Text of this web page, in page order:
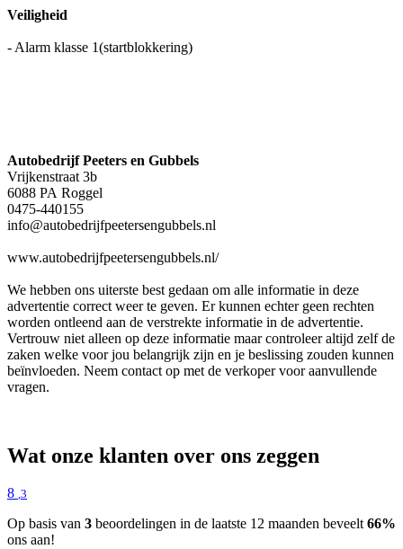
Veiligheid
- Alarm klasse 1(startblokkering)
Autobedrijf Peeters en Gubbels
Vrijkenstraat 3b
6088 PA Roggel
0475-440155
info@autobedrijfpeetersengubbels.nl
www.autobedrijfpeetersengubbels.nl/
We hebben ons uiterste best gedaan om alle informatie in deze
advertentie correct weer te geven. Er kunnen echter geen rechten
worden ontleend aan de verstrekte informatie in de advertentie.
Vertrouw niet alleen op deze informatie maar controleer altijd zelf de
zaken welke voor jou belangrijk zijn en je beslissing zouden kunnen
beïnvloeden. Neem contact op met de verkoper voor aanvullende
vragen.
Wat onze klanten over ons zeggen
8 ,3
Op basis van 3 beoordelingen in de laatste 12 maanden beveelt66%
ons aan!